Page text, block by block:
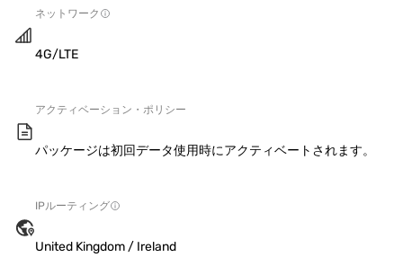
ネットワーク
4G/LTE
アクティベーション・ポリシー
パッケージは初回データ使用時にアクティベートされます。
IPルーティング
United Kingdom / Ireland